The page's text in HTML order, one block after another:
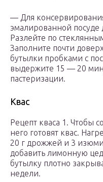
— Для
эмалированной посуде
Разлейте по
Заполните почти
бутылки пробками с
выдержите 15 — 20
пастеризации.
Квас
Рецепт кваса 1. Чтобы
него готовят квас.
20 г дрожжей и 3
добавить лимонную
бутылку плотно
недели.